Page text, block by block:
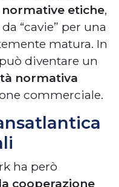
etiche,
“cavie” per una
matura. In
diventare un
normativa
commerciale.
ha però
cooperazione